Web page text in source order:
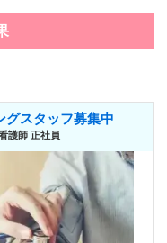
スタッフ募集中
護師 正社員